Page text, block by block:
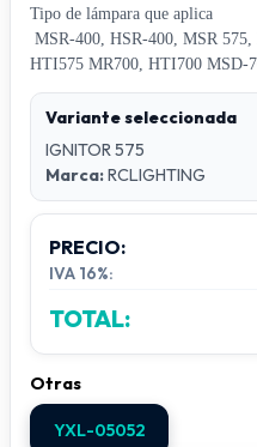
Tipo de lámpara que aplica
MSR-400, HSR-400, MSR
HTI575 MR700, HTI700 MSD-
Variante seleccionada
IGNITOR 575
Marca:RCLIGHTING
PRECIO:
IVA 16%:
TOTAL:
Otras
YXL-05052